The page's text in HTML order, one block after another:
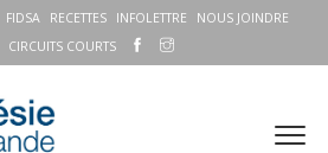
FIDSA RECETTES INFOLETTRE
NOUS JOINDRE
CIRCUITS COURTS